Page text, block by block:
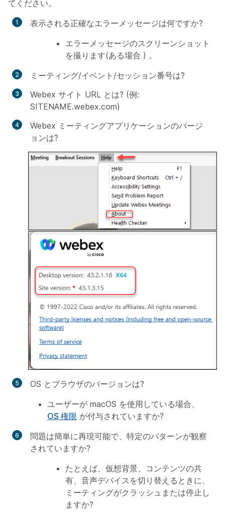
てください。
表示される正確なエラーメッセージは何ですか?
エラーメッセージのスクリーンショット
を撮ります(ある場合 ) 。
ミーティング/イベント/セッション番号は?
Webex サイト URL とは? (例:
SITENAME.webex.com)
Webex ミーティングアプリケーションのバージ
ョンは?
OS とブラウザのバージョンは?
ユーザーが macOS を使用している場合、
OS 権限 が付与されていますか?
問題は簡単に再現可能で、特定のパターンが観察
されていますか?
たとえば、仮想背景、コンテンツの共
有、音声デバイスを切り替えるときに、
ミーティングがクラッシュまたは停止し
ますか?